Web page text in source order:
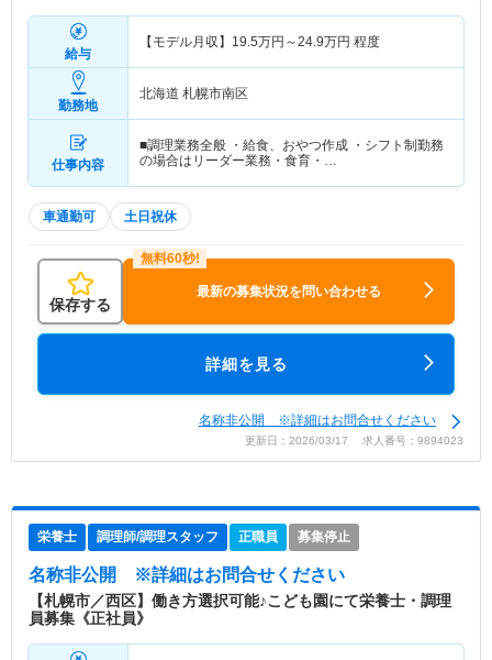
給与
【モデル月収】 19.5万円～24.9万円 程度
勤務地
北海道 札幌市南区
仕事内容
■調理業務全般 ・給食、おやつ作成 ・シフト制勤務
の場合はリーダー業務・食育・…
車通勤可 土日祝休
保存する
最新の募集状況を問い合わせる
詳細を見る
名称非公開 ※詳細はお問合せください
更新日：2026/03/17 求人番号：9894023
栄養士 調理師/調理スタッフ 正職員 募集停止
名称非公開 ※詳細はお問合せください
【札幌市／西区】働き方選択可能♪こども園にて栄養士・調理
員募集《正社員》